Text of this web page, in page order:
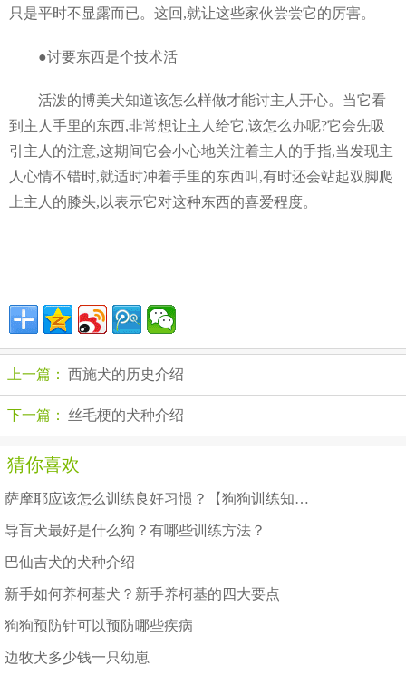
只是平时不显露而已。这回,就让这些家伙尝尝它的厉害。
●讨要东西是个技术活
活泼的博美犬知道该怎么样做才能讨主人开心。当它看
到主人手里的东西,非常想让主人给它,该怎么办呢?它会先吸
引主人的注意,这期间它会小心地关注着主人的手指,当发现主
人心情不错时,就适时冲着手里的东西叫,有时还会站起双脚爬
上主人的膝头,以表示它对这种东西的喜爱程度。
上一篇： 西施犬的历史介绍
下一篇： 丝毛梗的犬种介绍
猜你喜欢
萨摩耶应该怎么训练良好习惯？【狗狗训练知识】
导盲犬最好是什么狗？有哪些训练方法？
巴仙吉犬的犬种介绍
新手如何养柯基犬？新手养柯基的四大要点
狗狗预防针可以预防哪些疾病
边牧犬多少钱一只幼崽